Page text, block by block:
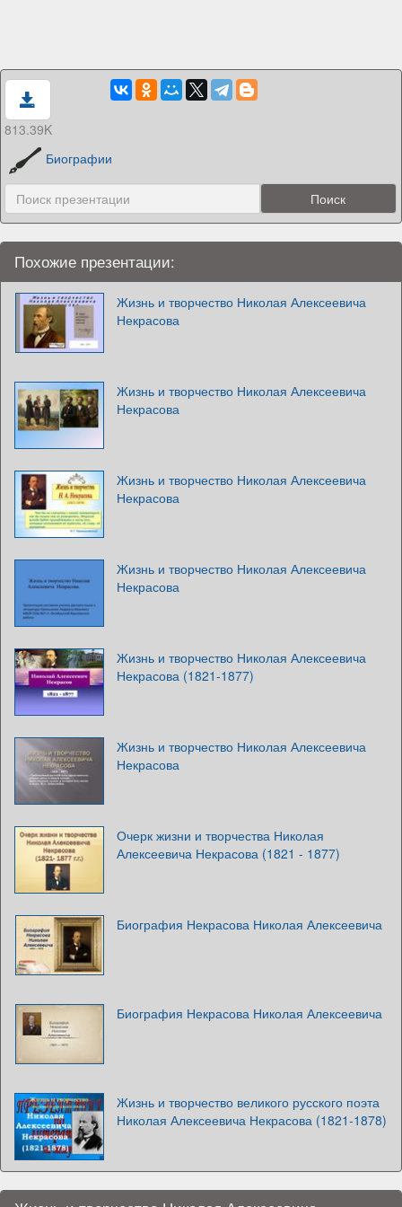
813.39K
Биографии
Похожие презентации:
Жизнь и творчество Николая Алексеевича
Некрасова
Жизнь и творчество Николая Алексеевича
Некрасова
Жизнь и творчество Николая Алексеевича
Некрасова
Жизнь и творчество Николая Алексеевича
Некрасова
Жизнь и творчество Николая Алексеевича
Некрасова (1821-1877)
Жизнь и творчество Николая Алексеевича
Некрасова
Очерк жизни и творчества Николая
Алексеевича Некрасова (1821 - 1877)
Биография Некрасова Николая Алексеевича
Биография Некрасова Николая Алексеевича
Жизнь и творчество великого русского поэта
Николая Алексеевича Некрасова (1821-1878)